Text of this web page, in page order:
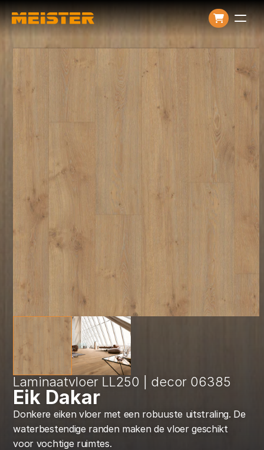
ProductenOver ons
Laminaatvloer LL250 | decor 06385
Eik Dakar
Donkere eiken vloer met een robuuste uitstraling. De
waterbestendige randen maken de vloer geschikt
voor vochtige ruimtes.